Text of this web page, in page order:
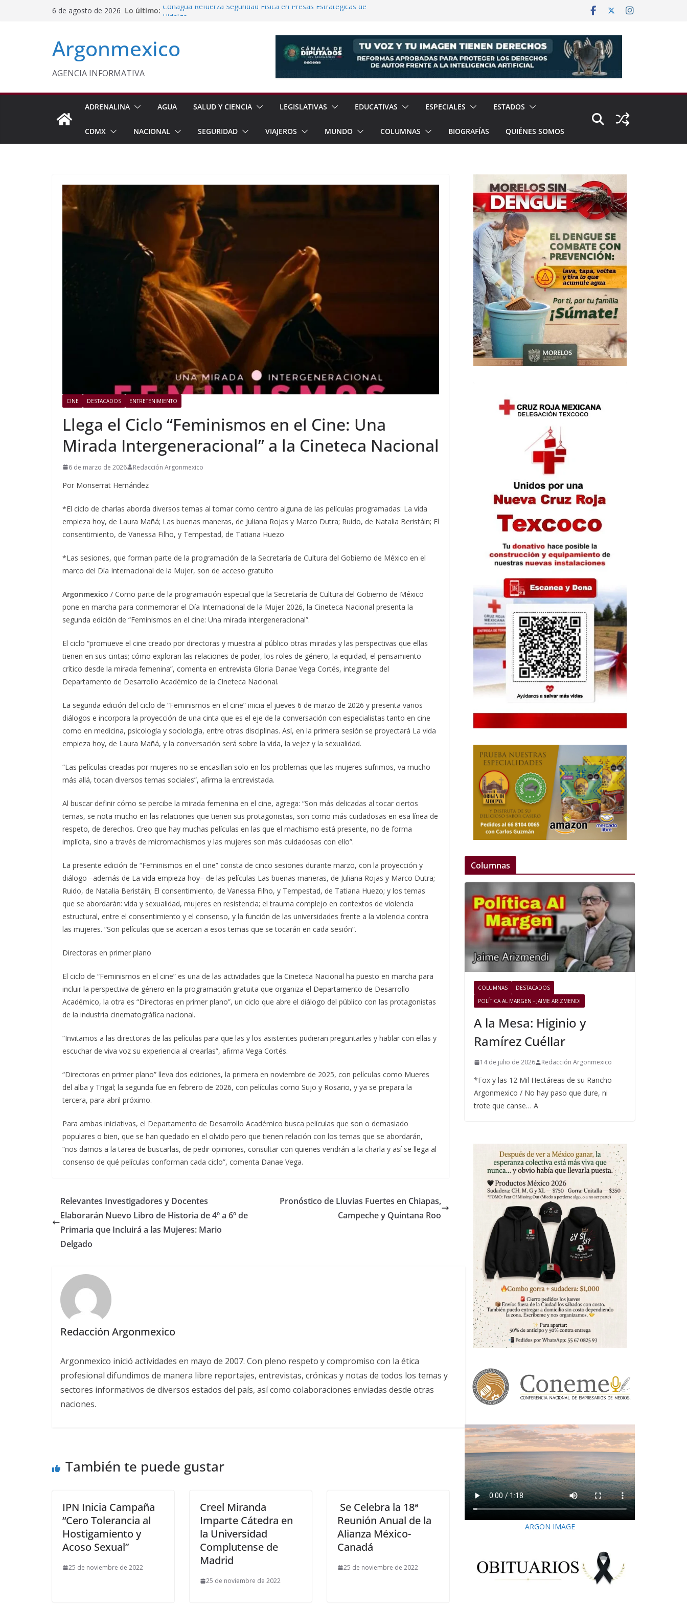
6 de agosto de 2026 Lo último: Conagua Refuerza Seguridad Física en Presas Estratégicas de
Aseguran Casi 10 Millones de Cigarrillos Apócrifos en
Edomex Conmemora Día Internacional de los Pueblos
Indígenas
Argonmexico
AGENCIA INFORMATIVA
ADRENALINA AGUA SALUD Y CIENCIA LEGISLATIVAS EDUCATIVAS ESPECIALES ESTADOS
CDMX NACIONAL SEGURIDAD VIAJEROS MUNDO COLUMNAS BIOGRAFÍAS QUIÉNES SOMOS
CINE DESTACADOS ENTRETENIMIENTO
Llega el Ciclo “Feminismos en el Cine: Una
Mirada Intergeneracional” a la Cineteca Nacional
6 de marzo de 2026 Redacción Argonmexico
Por Monserrat Hernández
*El ciclo de charlas aborda diversos temas al tomar como centro alguna de las películas programadas: La vida
empieza hoy, de Laura Mañá; Las buenas maneras, de Juliana Rojas y Marco Dutra; Ruido, de Natalia Beristáin; El
consentimiento, de Vanessa Filho, y Tempestad, de Tatiana Huezo
*Las sesiones, que forman parte de la programación de la Secretaría de Cultura del Gobierno de México en el
marco del Día Internacional de la Mujer, son de acceso gratuito
Argonmexico / Como parte de la programación especial que la Secretaría de Cultura del Gobierno de México
pone en marcha para conmemorar el Día Internacional de la Mujer 2026, la Cineteca Nacional presenta la
segunda edición de “Feminismos en el cine: Una mirada intergeneracional”.
El ciclo “promueve el cine creado por directoras y muestra al público otras miradas y las perspectivas que ellas
tienen en sus cintas; cómo exploran las relaciones de poder, los roles de género, la equidad, el pensamiento
crítico desde la mirada femenina”, comenta en entrevista Gloria Danae Vega Cortés, integrante del
Departamento de Desarrollo Académico de la Cineteca Nacional.
La segunda edición del ciclo de “Feminismos en el cine” inicia el jueves 6 de marzo de 2026 y presenta varios
diálogos e incorpora la proyección de una cinta que es el eje de la conversación con especialistas tanto en cine
como en medicina, psicología y sociología, entre otras disciplinas. Así, en la primera sesión se proyectará La vida
empieza hoy, de Laura Mañá, y la conversación será sobre la vida, la vejez y la sexualidad.
“Las películas creadas por mujeres no se encasillan solo en los problemas que las mujeres sufrimos, va mucho
más allá, tocan diversos temas sociales”, afirma la entrevistada.
Al buscar definir cómo se percibe la mirada femenina en el cine, agrega: “Son más delicadas al tocar ciertos
temas, se nota mucho en las relaciones que tienen sus protagonistas, son como más cuidadosas en esa línea de
respeto, de derechos. Creo que hay muchas películas en las que el machismo está presente, no de forma
implícita, sino a través de micromachismos y las mujeres son más cuidadosas con ello”.
La presente edición de “Feminismos en el cine” consta de cinco sesiones durante marzo, con la proyección y
diálogo –además de La vida empieza hoy– de las películas Las buenas maneras, de Juliana Rojas y Marco Dutra;
Ruido, de Natalia Beristáin; El consentimiento, de Vanessa Filho, y Tempestad, de Tatiana Huezo; y los temas
que se abordarán: vida y sexualidad, mujeres en resistencia; el trauma complejo en contextos de violencia
estructural, entre el consentimiento y el consenso, y la función de las universidades frente a la violencia contra
las mujeres. “Son películas que se acercan a esos temas que se tocarán en cada sesión”.
Directoras en primer plano
El ciclo de “Feminismos en el cine” es una de las actividades que la Cineteca Nacional ha puesto en marcha para
incluir la perspectiva de género en la programación gratuita que organiza el Departamento de Desarrollo
Académico, la otra es “Directoras en primer plano”, un ciclo que abre el diálogo del público con las protagonistas
de la industria cinematográfica nacional.
“Invitamos a las directoras de las películas para que las y los asistentes pudieran preguntarles y hablar con ellas y
escuchar de viva voz su experiencia al crearlas”, afirma Vega Cortés.
“Directoras en primer plano” lleva dos ediciones, la primera en noviembre de 2025, con películas como Mueres
del alba y Trigal; la segunda fue en febrero de 2026, con películas como Sujo y Rosario, y ya se prepara la
tercera, para abril próximo.
Para ambas iniciativas, el Departamento de Desarrollo Académico busca películas que son o demasiado
populares o bien, que se han quedado en el olvido pero que tienen relación con los temas que se abordarán,
“nos damos a la tarea de buscarlas, de pedir opiniones, consultar con quienes vendrán a la charla y así se llega al
consenso de qué películas conforman cada ciclo”, comenta Danae Vega.
Relevantes Investigadores y Docentes
Elaborarán Nuevo Libro de Historia de 4º a 6º de
Primaria que Incluirá a las Mujeres: Mario
Delgado
Pronóstico de Lluvias Fuertes en Chiapas,
Campeche y Quintana Roo
Redacción Argonmexico
Argonmexico inició actividades en mayo de 2007. Con pleno respeto y compromiso con la ética
profesional difundimos de manera libre reportajes, entrevistas, crónicas y notas de todos los temas y
sectores informativos de diversos estados del país, así como colaboraciones enviadas desde otras
naciones.
También te puede gustar
IPN Inicia Campaña
“Cero Tolerancia al
Hostigamiento y
Acoso Sexual”
25 de noviembre de 2022
Creel Miranda
Imparte Cátedra en
la Universidad
Complutense de
Madrid
25 de noviembre de 2022
Se Celebra la 18ª
Reunión Anual de la
Alianza México-
Canadá
25 de noviembre de 2022
Columnas
COLUMNAS
DESTACADOS
POLÍTICA AL MARGEN - JAIME ARIZMENDI
A la Mesa: Higinio y
Ramírez Cuéllar
14 de julio de 2026 Redacción Argonmexico
*Fox y las 12 Mil Hectáreas de su Rancho
Argonmexico / No hay paso que dure, ni
trote que canse… A
ARGON IMAGE